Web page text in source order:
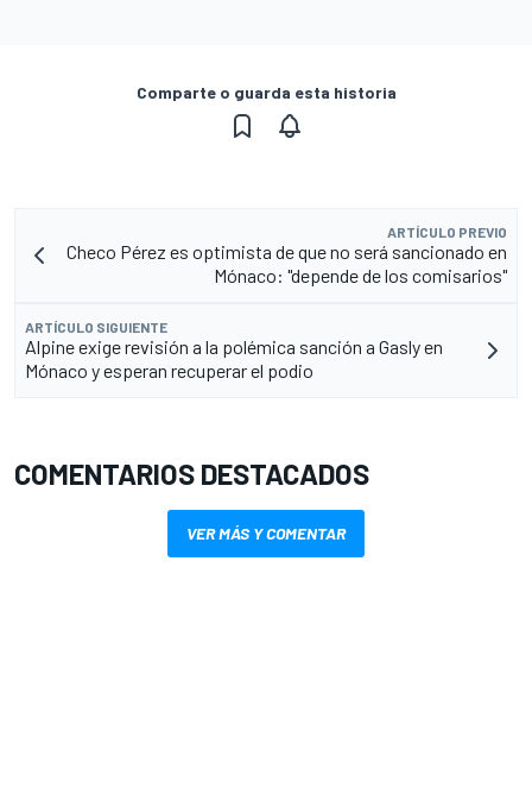
Comparte o guarda esta historia
ARTÍCULO PREVIO
Checo Pérez es optimista de que no será sancionado en
Mónaco: "depende de los comisarios"
ARTÍCULO SIGUIENTE
Alpine exige revisión a la polémica sanción a Gasly en
Mónaco y esperan recuperar el podio
COMENTARIOS DESTACADOS
VER MÁS Y COMENTAR